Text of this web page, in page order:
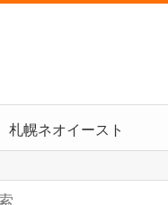
札幌ネオイースト